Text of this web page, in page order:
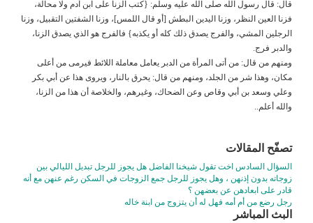
قال: قال رسول الله صلى الله عليه وسلم: {كتب الزنا على ابن آدم ولا محالة،
فزنا العين النظر، وزنا اليدين البطش [أو قال اللمس]، وزنا الشفتين التقبيل، وزنا
الرجلين المشي، والفرج يصدق ذلك كله أو يكذبه} فالفرج هو الذي يصدق الزنا،
والدبر فرج.
ومنهم من قال: من أتى المرأة من الدبر يعامل معاملة اللائط فيرمى من أعلى
مكان، وهذا شر من الجلد، ومنهم من قال: يحرق بالنار، ويروى هذا عن أبي بكر
وعلي وسعد بن أبي وقاص وعن الضحاك، وغيرهم، والخلاصة أن هذا من الزنا،
والله أعلم..
تصفّح المقالات
السؤال السادس اخت تقول شيخنا الفاضل هل يجوز للرجل تبديل الليالي بين
زوجاته بدون إذنهن ، وهل يجوز للرجل جمع الزوجات في السكن رغم عنهن مع أنه
قادر على ابعادهن عن بعضهن ؟
رجل رضع من أم أمه فهل له أن يتزوج من ابنة خاله
البث المباشر